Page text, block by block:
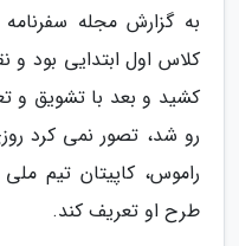
به گزارش مجله
کلاس اول ابتدایی بود و
کشید و بعد با تشویق و
رو شد، تصور نمی کرد
راموس، کاپیتان تیم ملی
طرح او تعریف کند.